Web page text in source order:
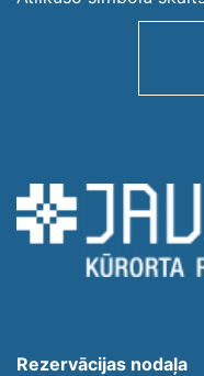
Rezervācijas nodaļa